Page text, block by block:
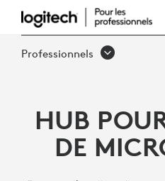
RALLY
MIC
Professionnels
HUB
DE